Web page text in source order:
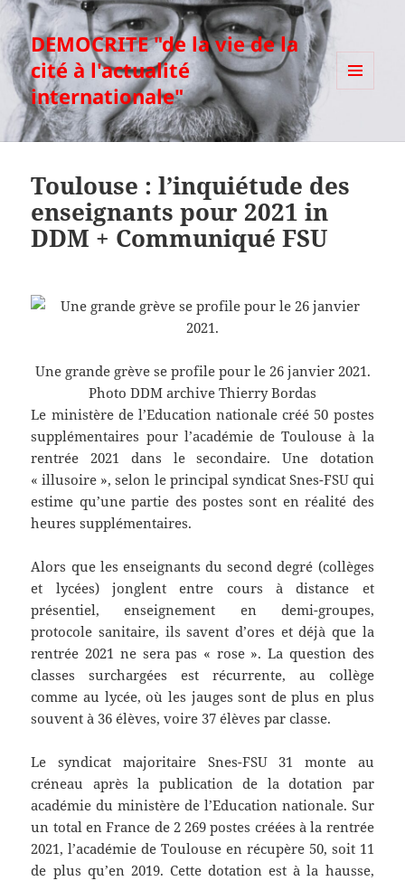
DEMOCRITE "de la vie de la
cité à l'actualité
internationale"
Toulouse : l’inquiétude des
enseignants pour 2021 in
DDM + Communiqué FSU
Une grande grève se profile pour le 26 janvier 2021.
Photo DDM archive Thierry Bordas
Le ministère de l’Education nationale créé 50 postes
supplémentaires pour l’académie de Toulouse à la
rentrée 2021 dans le secondaire. Une dotation
« illusoire », selon le principal syndicat Snes-FSU qui
estime qu’une partie des postes sont en réalité des
heures supplémentaires.
Alors que les enseignants du second degré (collèges
et lycées) jonglent entre cours à distance et
présentiel, enseignement en demi-groupes,
protocole sanitaire, ils savent d’ores et déjà que la
rentrée 2021 ne sera pas « rose ». La question des
classes surchargées est récurrente, au collège
comme au lycée, où les jauges sont de plus en plus
souvent à 36 élèves, voire 37 élèves par classe.
Le syndicat majoritaire Snes-FSU 31 monte au
créneau après la publication de la dotation par
académie du ministère de l’Education nationale. Sur
un total en France de 2 269 postes créées à la rentrée
2021, l’académie de Toulouse en récupère 50, soit 11
de plus qu’en 2019. Cette dotation est à la hausse,